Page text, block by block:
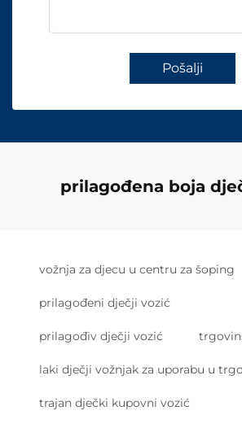
Pošalji
prilagođena boja
vožnja za djecu u centru za šoping
prilagođeni dječji vozić
prilagođiv dječji vozić
laki dječji vožnjak za uporabu u
trajan dječki kupovni vozić